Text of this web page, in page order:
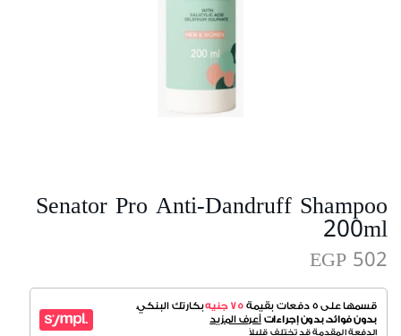
Senator Pro Anti-Dandruff Shampoo
200ml
EGP 502